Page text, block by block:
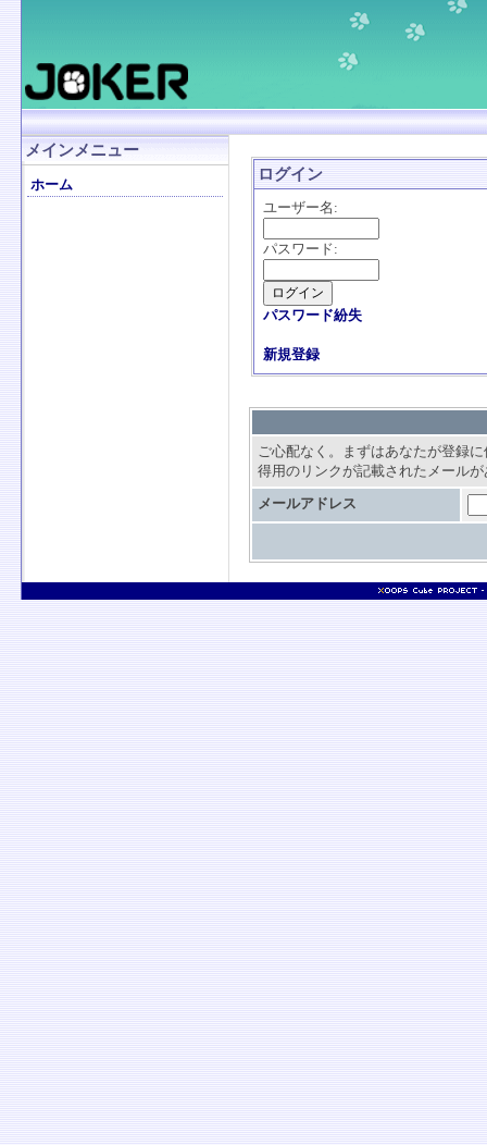
メインメニュー
ホーム
ログイン
ユーザー名:
パスワード:
パスワード紛失
新規登録
ご心配なく。まずはあなたが登録
得用のリンクが記載されたメール
メールアドレス